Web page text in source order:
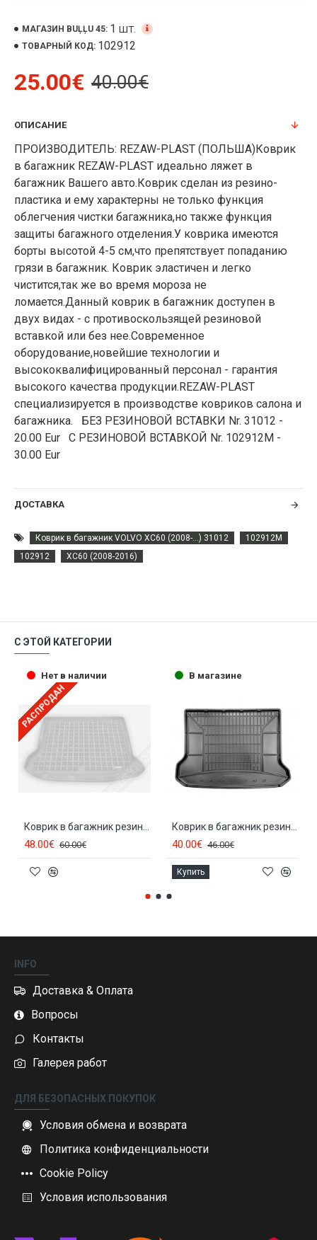
МАГАЗИН BUĻĻU 45: 1 ШТ.
ТОВАРНЫЙ КОД: 102912
25.00€ 40.00€
ОПИСАНИЕ
ПРОИЗВОДИТЕЛЬ: REZAW-PLAST (ПОЛЬША)Коврик
в багажник REZAW-PLAST идеально ляжет в
багажник Вашего авто.Коврик сделан из резино-
пластика и ему характерны не только функция
облегчения чистки багажника,но также функция
защиты багажного отделения.У коврика имеются
борты высотой 4-5 см,что препятствует попаданию
грязи в багажник. Коврик эластичен и легко
чистится,так же во время мороза не
ломается.Данный коврик в багажник доступен в
двух видах - с противоскользящей резиновой
вставкой или без нее.Современное
оборудование,новейшие технологии и
высококвалифицированный персонал - гарантия
высокого качества продукции.REZAW-PLAST
специализируется в производстве ковриков салона и
багажника. БЕЗ РЕЗИНОВОЙ ВСТАВКИ Nr. 31012 -
20.00 Eur С РЕЗИНОВОЙ ВСТАВКОЙ Nr. 102912M -
30.00 Eur
ДОСТАВКА
Коврик в багажник VOLVO XC60 (2008-...) 31012
102912M
102912
XC60 (2008-2016)
С ЭТОЙ КАТЕГОРИИ
Нет в наличии
РАСПРОДАН
Коврик в багажник резиновый VOLVO XC60 (2008-...) 232912
48.00€ 60.00€
В магазине
Коврик в багажник резиновый VOLVO XC60 (2008-2016) FROGUM
40.00€ 46.00€
Купить
INFO
Доставка & Оплата
Вопросы
Контакты
Галерея работ
ДЛЯ БЕЗОПАСНЫХ ПОКУПОК
Условия обмена и возврата
Политика конфиденциальности
Cookie Policy
Условия использования